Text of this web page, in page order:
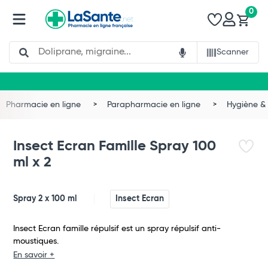
Search
Scanner
0
Total
Pharmacie en ligne Parapharmacie en ligne Hygiène
Insect Ecran Famille Spray 100
ml x 2
Spray 2 x 100 ml Insect Ecran
Insect Ecran famille répulsif est un spray répulsif anti-
moustiques.
En savoir +